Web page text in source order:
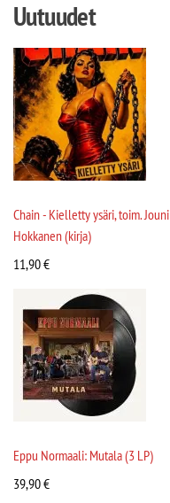
Uutuudet
Chain - Kielletty ysäri, toim. Jouni
Hokkanen (kirja)
11,90€
Eppu Normaali: Mutala (3 LP)
39,90€